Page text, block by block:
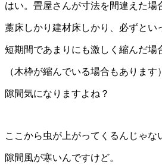
はい。畳屋さんが寸法を間違えた場
藁床しかり建材床しかり、必ずとい
短期間であまりにも激しく縮んだ場
（木枠が縮んでいる場合もあります）
隙間気になりますよね？
ここから虫が上がってくるんじゃな
隙間風が寒いんですけど。